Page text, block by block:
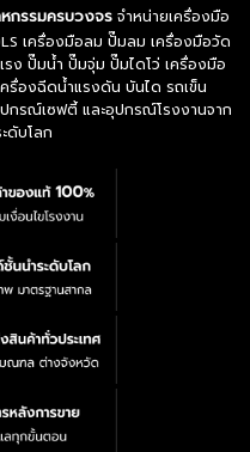
กรรมครบวงจรจำหน่ายเครื่องมือ
เครื่องมือลม ปั๊มลม เครื่องมือวัด
ง ปั๊มน้ำ ปั๊มจุ่ม ปั๊มไดโว่ เครื่องมือ
รื่องฉีดน้ำแรงดัน บันได รถเข็น
กรณ์เซฟตี้ และอุปกรณ์โรงงานจาก
ดับโลก